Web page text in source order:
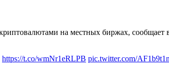
на местных биржах, сообщает
https://t.co/wmNr1eRLPB pic.twitter.com/